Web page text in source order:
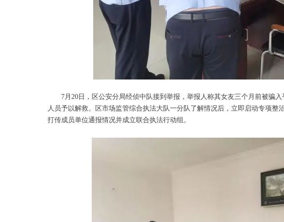
7月20日，区公安分局经侦中队接到举报，举报人称其女友三个月前被骗入
人员予以解救。区市场监管综合执法大队一分队了解情况后，立即启动专项整
打传成员单位通报情况并成立联合执法行动组。